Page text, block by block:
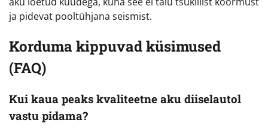
ja pidevat pooltühjana seismist.
Korduma kippuvad küsimused
(FAQ)
Kui kaua peaks kvaliteetne aku diiselautol
vastu pidama?